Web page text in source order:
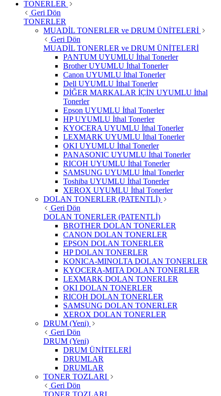
TONERLER
Geri Dön
TONERLER
MUADİL TONERLER ve DRUM ÜNİTELERİ
Geri Dön
MUADİL TONERLER ve DRUM ÜNİTELERİ
PANTUM UYUMLU İthal Tonerler
Brother UYUMLU İthal Tonerler
Canon UYUMLU İthal Tonerler
Dell UYUMLU İthal Tonerler
DİĞER MARKALAR İÇİN UYUMLU İthal
Tonerler
Epson UYUMLU İthal Tonerler
HP UYUMLU İthal Tonerler
KYOCERA UYUMLU İthal Tonerler
LEXMARK UYUMLU İthal Tonerler
OKI UYUMLU İthal Tonerler
PANASONIC UYUMLU İthal Tonerler
RICOH UYUMLU İthal Tonerler
SAMSUNG UYUMLU İthal Tonerler
Toshiba UYUMLU İthal Tonerler
XEROX UYUMLU İthal Tonerler
DOLAN TONERLER (PATENTLİ)
Geri Dön
DOLAN TONERLER (PATENTLİ)
BROTHER DOLAN TONERLER
CANON DOLAN TONERLER
EPSON DOLAN TONERLER
HP DOLAN TONERLER
KONICA-MINOLTA DOLAN TONERLER
KYOCERA-MITA DOLAN TONERLER
LEXMARK DOLAN TONERLER
OKI DOLAN TONERLER
RICOH DOLAN TONERLER
SAMSUNG DOLAN TONERLER
XEROX DOLAN TONERLER
DRUM (Yeni)
Geri Dön
DRUM (Yeni)
DRUM ÜNİTELERİ
DRUMLAR
DRUMLAR
TONER TOZLARI
Geri Dön